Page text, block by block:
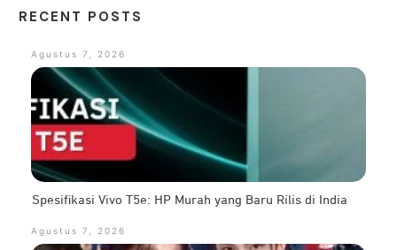
RECENT POSTS
Agustus 7, 2026
Spesifikasi Vivo T5e: HP Murah yang Baru Rilis di India
Agustus 7, 2026